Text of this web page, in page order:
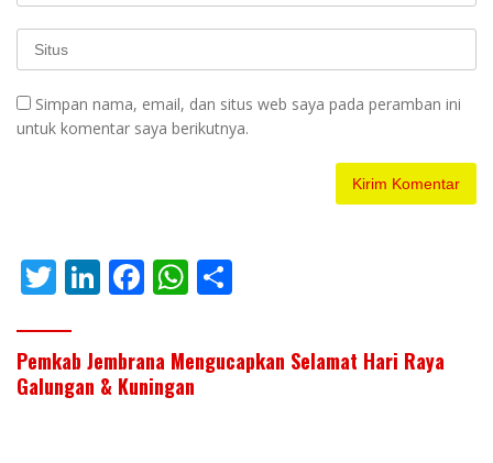
Simpan nama, email, dan situs web saya pada peramban ini
untuk komentar saya berikutnya.
T
itt
er
Li
k
e
F
e
b
W
at
s
ar
e
Pemkab Jembrana Mengucapkan Selamat Hari Raya
Galungan & Kuningan